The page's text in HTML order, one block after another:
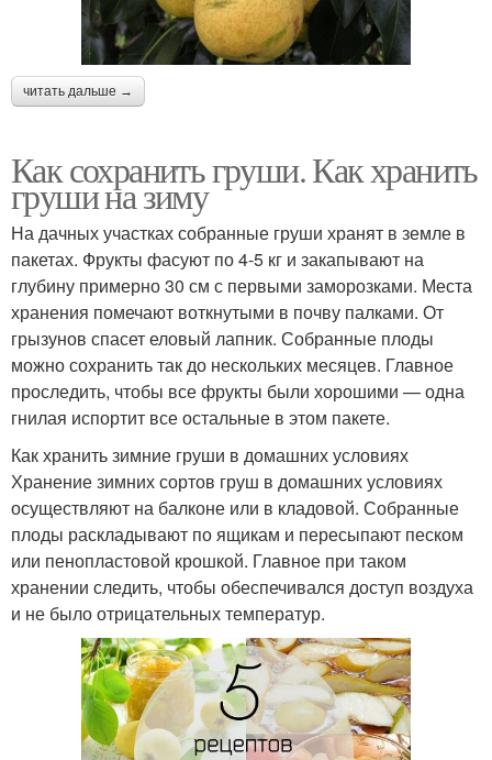
читать дальше →
Как сохранить груши. Как хранить
груши на зиму
На дачных участках собранные груши хранят в земле в
пакетах. Фрукты фасуют по 4-5 кг и закапывают на
глубину примерно 30 см с первыми заморозками. Места
хранения помечают воткнутыми в почву палками. От
грызунов спасет еловый лапник. Собранные плоды
можно сохранить так до нескольких месяцев. Главное
проследить, чтобы все фрукты были хорошими — одна
гнилая испортит все остальные в этом пакете.
Как хранить зимние груши в домашних условиях
Хранение зимних сортов груш в домашних условиях
осуществляют на балконе или в кладовой. Собранные
плоды раскладывают по ящикам и пересыпают песком
или пенопластовой крошкой. Главное при таком
хранении следить, чтобы обеспечивался доступ воздуха
и не было отрицательных температур.